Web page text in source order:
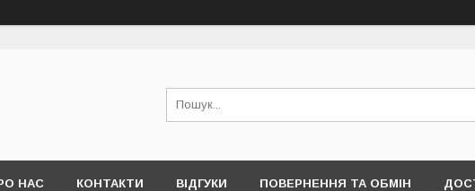
НАС КОНТАКТИ ВІДГУКИ ПОВЕРНЕННЯ ТА ОБМІН